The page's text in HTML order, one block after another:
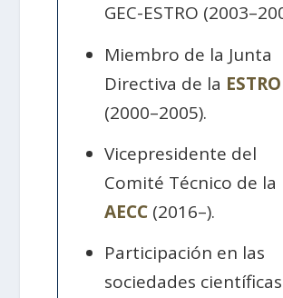
GEC-ESTRO
Miembro de la Junta
Directiva de la ESTRO
(2000–2005).
Vicepresidente del
Comité Técnico de la
AECC (2016–).
Participación en las
sociedades científicas